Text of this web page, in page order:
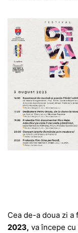
Cea de-a doua zi a
2023, va începe cu